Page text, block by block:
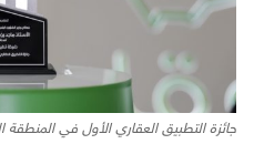
جائزة التطبيق العقاري الأول في